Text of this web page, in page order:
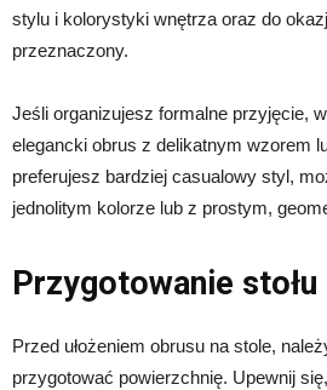
stylu i kolorystyki wnętrza oraz do
przeznaczony.
Jeśli organizujesz formalne przyjęcie,
elegancki obrus z delikatnym wzorem
preferujesz bardziej casualowy styl,
jednolitym kolorze lub z prostym,
Przygotowanie stołu
Przed ułożeniem obrusu na stole,
przygotować powierzchnię. Upewnij